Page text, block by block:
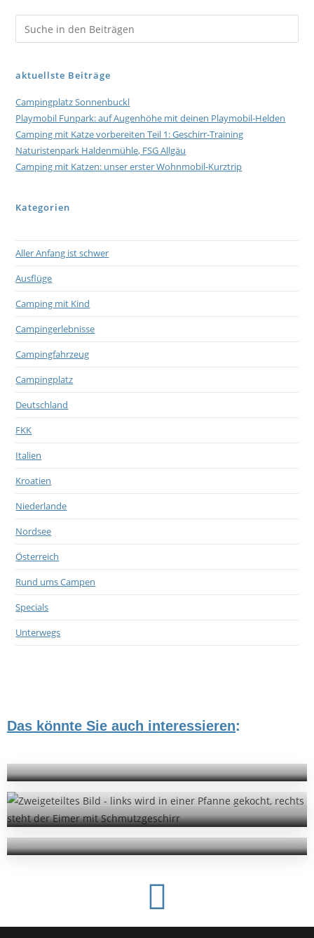
aktuellste Beiträge
Campingplatz Sonnenbuckl
Playmobil Funpark: auf Augenhöhe mit deinen Playmobil-Helden
Camping mit Katze vorbereiten Teil 1: Geschirr-Training
Naturistenpark Haldenmühle, FSG Allgäu
Camping mit Katzen: unser erster Wohnmobil-Kurztrip
Kategorien
Aller Anfang ist schwer
Ausflüge
Camping mit Kind
Campingerlebnisse
Campingfahrzeug
Campingplatz
Deutschland
FKK
Italien
Kroatien
Niederlande
Nordsee
Österreich
Rund ums Campen
Specials
Unterwegs
Das könnte Sie auch interessieren:
Schloss Neuschwanstein – weltberühmt! Ein
Touristenmagnet für Besucher aus aller...
Aller Anfang Ist Schwer , FKK , Kroatien
Draußen und vom Wetter abhängig sein, alles selber
machen, was...
Rund um Schloss Neuschwanstein
Schloss Neuschwanstein – weltberühmt! Ein
Touristenmagnet für Besucher aus aller...